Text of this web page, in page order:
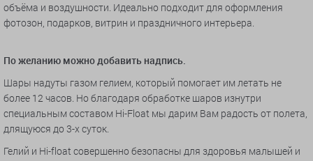
объёма и воздушности. Идеально подходит для оформления
фотозон, подарков, витрин и праздничного интерьера.
По желанию можно добавить надпись.
Шары надуты газом гелием, который помогает им летать не
более 12 часов. Но благодаря обработке шаров изнутри
специальным составом Hi-Float мы дарим Вам радость от полета,
длящуюся до 3-х суток.
Гелий и Hi-float совершенно безопасны для здоровья малышей и